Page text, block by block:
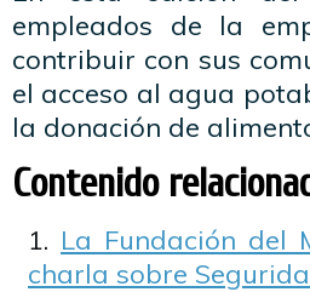
empleados de la
contribuir con sus
el acceso al agua
la donación de
Contenido
La Fundación del
charla sobre